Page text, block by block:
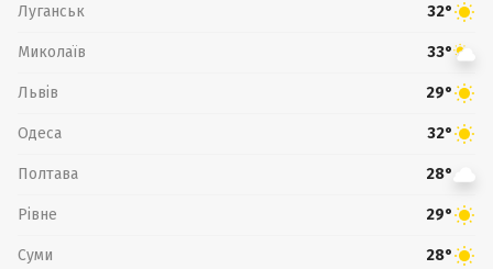
Луганськ 32°
Миколаїв 33°
Львів 29°
Одеса 32°
Полтава 28°
Рівне 29°
Суми 28°